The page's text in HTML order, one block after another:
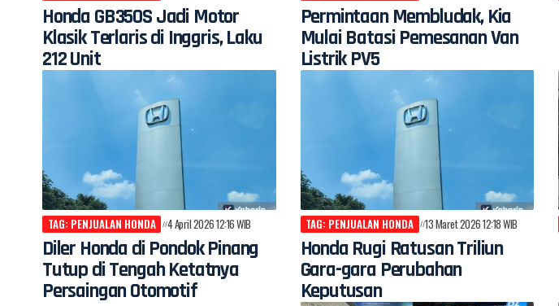
Honda GB350S Jadi Motor
Klasik Terlaris di Inggris, Laku
212 Unit
Permintaan Membludak, Kia
Mulai Batasi Pemesanan Van
Listrik PV5
TAG: PENJUALAN HONDA 4 April 2026 12:16 WIB
Diler Honda di Pondok Pinang
Tutup di Tengah Ketatnya
Persaingan Otomotif
TAG: PENJUALAN HONDA 13 Maret 2026 12:18 WIB
Honda Rugi Ratusan Triliun
Gara-gara Perubahan
Keputusan